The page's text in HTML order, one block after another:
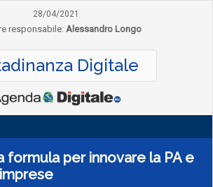
28/04/2021
responsabile: Alessandro Longo
Digitale
formula per innovare la PA e